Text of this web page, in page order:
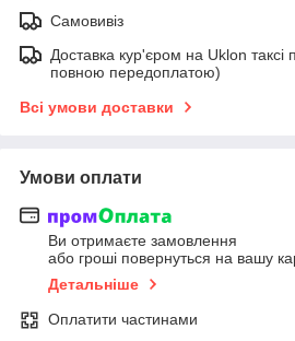
Самовивіз
Доставка кур'єром на Uklon таксі
повною передоплатою)
Всі умови доставки
Умови оплати
Ви отримаєте замовлення
або гроші повернуться на вашу
Детальніше
Оплатити частинами